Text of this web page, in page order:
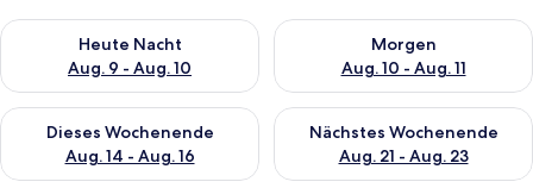
Heute Nacht
Aug. 9 - Aug. 10
Überprüfe die Verfügbarkeit für heute Nacht, Aug. 9 - Aug.
Morgen
Aug. 10 - Aug. 11
Überprüfe die Verfügbarkeit
Dieses Wochenende
Aug. 14 - Aug. 16
Überprüfe die Verfügbarkeit für dieses Wochenende, Aug. 14
Nächstes Wochenende
Aug. 21 - Aug. 23
Überprüfe die Verfügbarkeit